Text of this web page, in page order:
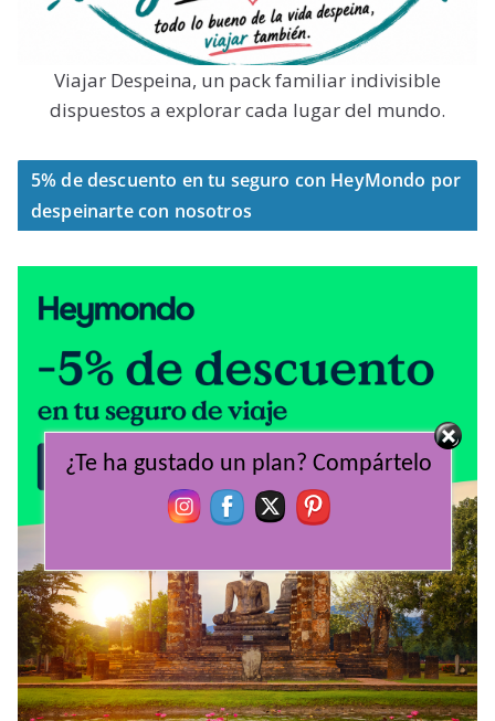
Viajar Despeina, un pack familiar indivisible
dispuestos a explorar cada lugar del mundo.
5% de descuento en tu seguro con HeyMondo por
despeinarte con nosotros
¿Te ha gustado un plan? Compártelo